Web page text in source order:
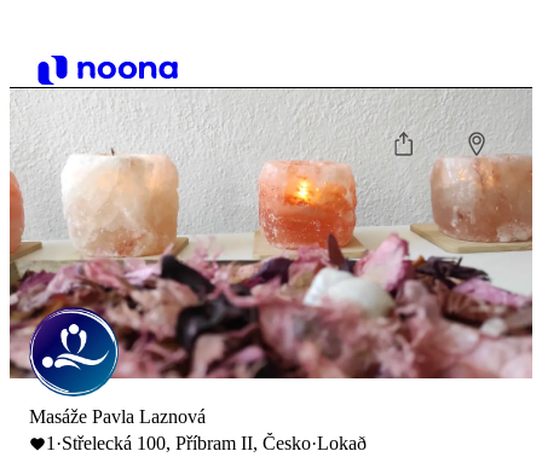
Masáže Pavla Laznová
1 ·Střelecká 100, Příbram II, Česko·Lokað